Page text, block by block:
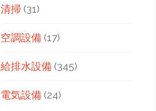
清掃 (31)
空調設備 (17)
給排水設備 (345)
電気設備 (24)